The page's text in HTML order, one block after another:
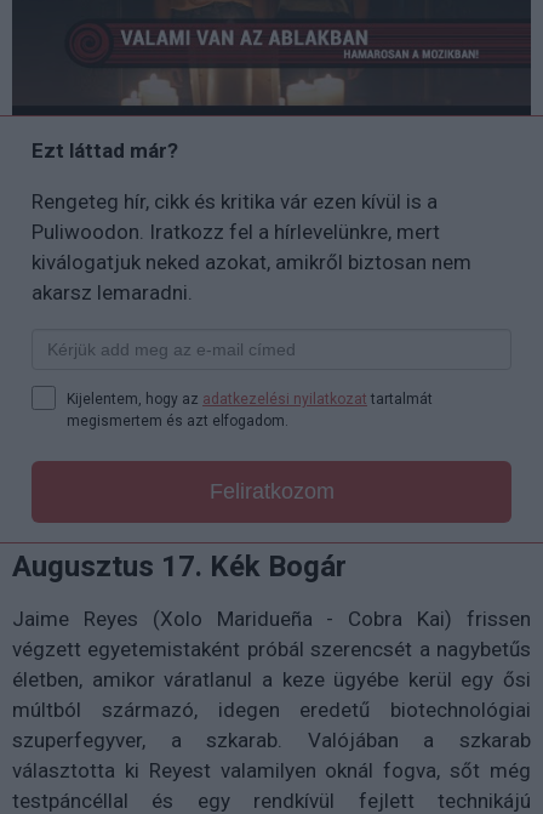
Ezt láttad már?
Rengeteg hír, cikk és kritika vár ezen kívül is a
Puliwoodon. Iratkozz fel a hírlevelünkre, mert
kiválogatjuk neked azokat, amikről biztosan nem
akarsz lemaradni.
Kijelentem, hogy az adatkezelési nyilatkozat tartalmát
megismertem és azt elfogadom.
Feliratkozom
Augusztus 17. Kék Bogár
Jaime Reyes (Xolo Maridueña - Cobra Kai) frissen
végzett egyetemistaként próbál szerencsét a nagybetűs
életben, amikor váratlanul a keze ügyébe kerül egy ősi
múltból származó, idegen eredetű biotechnológiai
szuperfegyver, a szkarab. Valójában a szkarab
választotta ki Reyest valamilyen oknál fogva, sőt még
testpáncéllal és egy rendkívül fejlett technikájú